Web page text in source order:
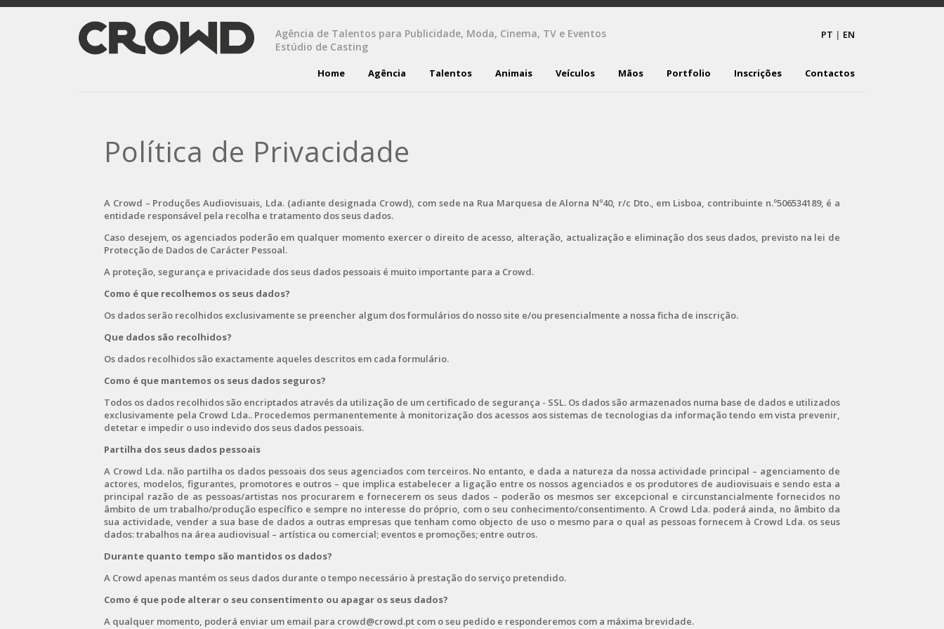
PT | EN
Agência de Talentos para Publicidade, Moda, Cinema, TV e Eventos
Estúdio de Casting
Home Agência Talentos Animais Veículos Mãos Portfolio Inscrições Contactos
Política de Privacidade
A Crowd – Produções Audiovisuais, Lda. (adiante designada Crowd), com sede na Rua Marquesa de Alorna Nº40, r/c Dto., em Lisboa, contribuinte n.º506534189, é a
entidade responsável pela recolha e tratamento dos seus dados.
Caso desejem, os agenciados poderão em qualquer momento exercer o direito de acesso, alteração, actualização e eliminação dos seus dados, previsto na lei de
Protecção de Dados de Carácter Pessoal.
A proteção, segurança e privacidade dos seus dados pessoais é muito importante para a Crowd.
Como é que recolhemos os seus dados?
Os dados serão recolhidos exclusivamente se preencher algum dos formulários do nosso site e/ou presencialmente a nossa ficha de inscrição.
Que dados são recolhidos?
Os dados recolhidos são exactamente aqueles descritos em cada formulário.
Como é que mantemos os seus dados seguros?
Todos os dados recolhidos são encriptados através da utilização de um certificado de segurança - SSL. Os dados são armazenados numa base de dados e utilizados
exclusivamente pela Crowd Lda.. Procedemos permanentemente à monitorização dos acessos aos sistemas de tecnologias da informação tendo em vista prevenir,
detetar e impedir o uso indevido dos seus dados pessoais.
Partilha dos seus dados pessoais
A Crowd Lda. não partilha os dados pessoais dos seus agenciados com terceiros. No entanto, e dada a natureza da nossa actividade principal – agenciamento de
actores, modelos, figurantes, promotores e outros – que implica estabelecer a ligação entre os nossos agenciados e os produtores de audiovisuais e sendo esta a
principal razão de as pessoas/artistas nos procurarem e fornecerem os seus dados – poderão os mesmos ser excepcional e circunstancialmente fornecidos no
âmbito de um trabalho/produção específico e sempre no interesse do próprio, com o seu conhecimento/consentimento. A Crowd Lda. poderá ainda, no âmbito da
sua actividade, vender a sua base de dados a outras empresas que tenham como objecto de uso o mesmo para o qual as pessoas fornecem à Crowd Lda. os seus
dados: trabalhos na área audiovisual – artística ou comercial; eventos e promoções; entre outros.
Durante quanto tempo são mantidos os dados?
A Crowd apenas mantém os seus dados durante o tempo necessário à prestação do serviço pretendido.
Como é que pode alterar o seu consentimento ou apagar os seus dados?
A qualquer momento, poderá enviar um email para crowd@crowd.pt com o seu pedido e responderemos com a máxima brevidade.